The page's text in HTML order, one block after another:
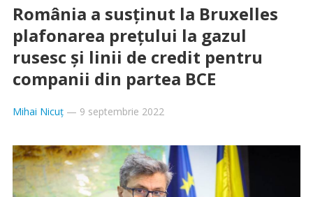
România a susținut la Bruxelles
plafonarea prețului la gazul
rusesc și linii de credit pentru
companii din partea BCE
Mihai Nicuț— 9 septembrie 2022